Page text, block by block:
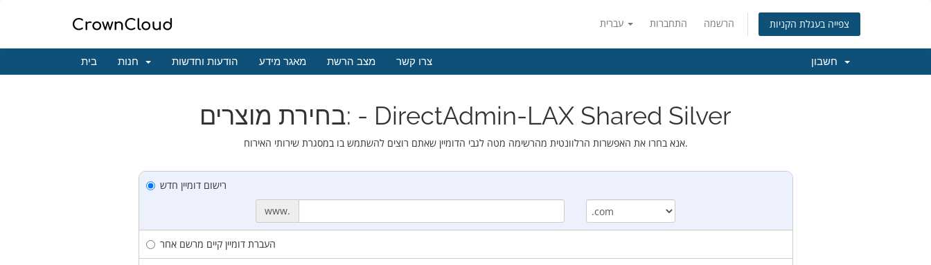
התחברות הרשמה צפייה בעגלת הקניות
בית הודעות וחדשות מאגר מידע מצב הרשת צרו קשר
בחירת מוצרים: - DirectAdmin-LAX Shared Silver
אנא בחרו את האפשרות הרלוונטית מהרשימה מטה לגבי הדומיין שאתם רוצים להשתמש בו במסגרת שירותי האירוח.
רישום דומיין חדש
www.
העברת דומיין קיים מרשם אחר